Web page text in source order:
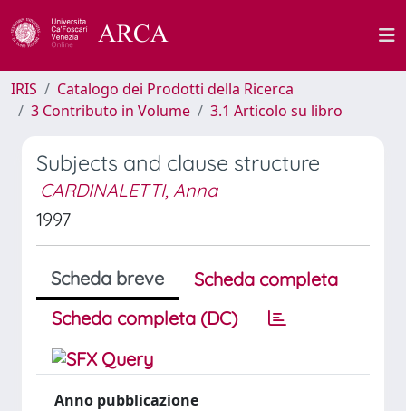
IRIS
Catalogo dei Prodotti della Ricerca
3 Contributo in Volume
3.1 Articolo su libro
Subjects and clause structure
CARDINALETTI, Anna
1997
Scheda breve
Scheda completa
Scheda completa (DC)
Anno pubblicazione